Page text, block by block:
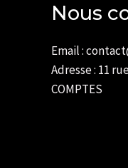
Nous
Email :
Adresse : 11
COMPTES